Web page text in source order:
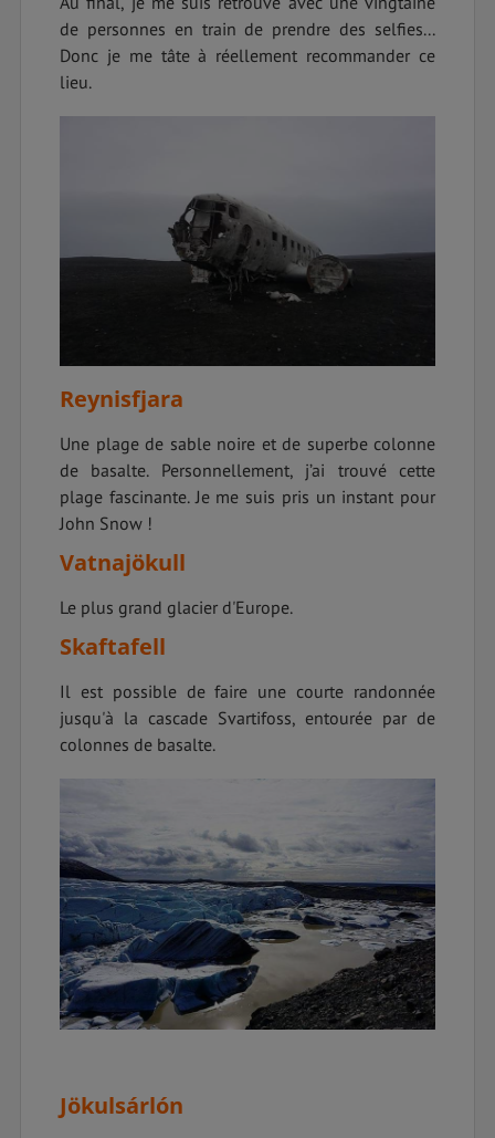
de personnes en train de prendre des selfies...
Donc je me tâte à réellement recommander ce
lieu.
Reynisfjara
Une plage de sable noire et de superbe colonne
de basalte. Personnellement, j’ai trouvé cette
plage fascinante. Je me suis pris un instant pour
John Snow !
Vatnajökull
Le plus grand glacier d'Europe.
Skaftafell
Il est possible de faire une courte randonnée
jusqu'à la cascade Svartifoss, entourée par de
colonnes de basalte.
Jökulsárlón